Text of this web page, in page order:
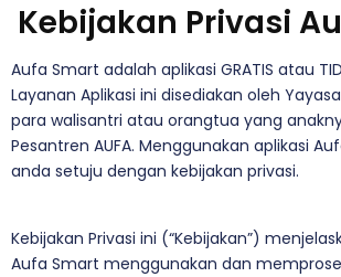
Kebijakan Privasi
Aufa Smart adalah aplikasi GRATIS atau
Layanan Aplikasi ini disediakan oleh
para walisantri atau orangtua yang
Pesantren AUFA. Menggunakan aplikasi
anda setuju dengan kebijakan privasi.
Kebijakan Privasi ini (“Kebijakan”)
Aufa Smart menggunakan dan